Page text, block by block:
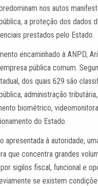
nos autos
a proteção dos dados
prestados pelo Estado.
encaminhado à ANPD,
pública comum.
dos quais 629 são
administração
biométrico,
do Estado.
apresentada à autoridade,
que concentra grandes
sigilos fiscal, funcional e
se existem